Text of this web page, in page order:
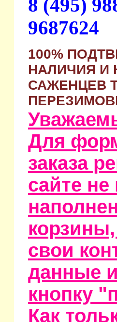
8 (495)
9687624
100%
НАЛИЧИЯ И
САЖЕНЦЕВ
Для
заказа
сайте
свои
данные
кнопку
Как